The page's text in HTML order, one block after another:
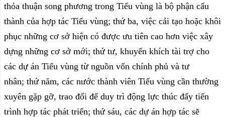
thỏa thuận song phương trong Tiểu vùng là bộ phận cấu
thành của hợp tác Tiểu vùng; thứ ba, việc cải tạo hoặc khôi
phục những cơ sở hiện có được ưu tiên cao hơn việc xây
dựng những cơ sở mới; thứ tư, khuyến khích tài trợ cho
các dự án Tiểu vùng từ nguồn vốn chính phủ và tư
nhân; thứ năm, các nước thành viên Tiểu vùng cần thường
xuyên gặp gỡ, trao đổi để duy trì động lực thúc đẩy tiến
trình hợp tác phát triển; thứ sáu, các dự án hợp tác sẽ